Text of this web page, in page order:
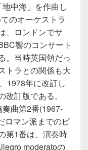
中海」を作曲し
のオーケストラ
、ロンドンでサ
響のコンサート
。当時英国領だっ
トラとの関係も大
1978年に改訂し
訂版である。
曲第2番(1967-
ロマン派までのピ
第1番は、演奏時
moderatoの